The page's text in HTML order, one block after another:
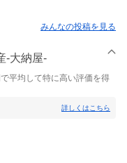
みんなの投稿を見る
-大納屋-
平均して特に高い評価を得
詳しくはこちら